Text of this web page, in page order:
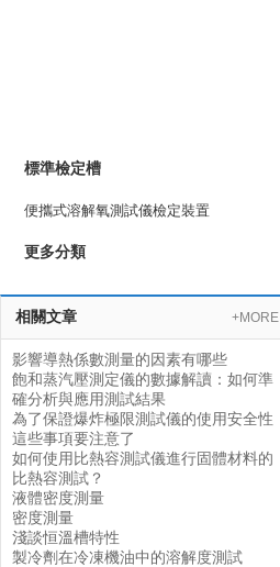
標準檢定槽
便攜式溶解氧測試儀檢定裝置
更多分類
相關文章 +MORE
影響導熱係數測量的因素有哪些
飽和蒸汽壓測定儀的數據解讀：如何準
確分析與應用測試結果
為了保證爆炸極限測試儀的使用安全性
這些事項要注意了
如何使用比熱容測試儀進行固體材料的
比熱容測試？
液體密度測量
密度測量
淺談恒溫槽特性
製冷劑在冷凍機油中的溶解度測試